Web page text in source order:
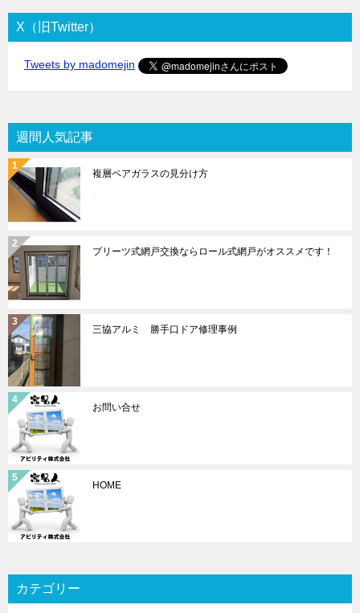
X（旧Twitter）
Tweets by madomejin
週間人気記事
複層ペアガラスの見分け方
プリーツ式網戸交換ならロール式網戸がオススメです！
三協アルミ 勝手口ドア修理事例
お問い合せ
HOME
カテゴリー